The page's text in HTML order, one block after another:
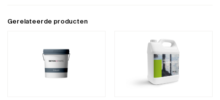
Gerelateerde producten